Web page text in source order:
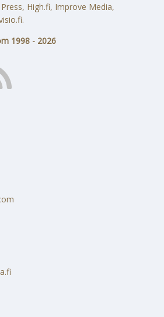
High.fi, Improve Media,
1998 - 2026